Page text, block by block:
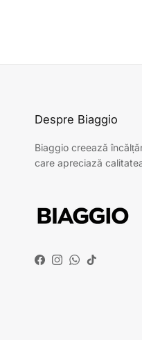
Despre Biaggio
Biaggio creează
care apreciază
Facebook
Instagram
WhatsApp
TikTok